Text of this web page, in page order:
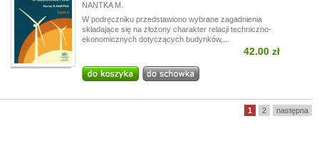
NANTKA M.
W podręczniku przedstawiono wybrane zagadnienia
składające się na złożony charakter relacji techniczno-
ekonomicznych dotyczących budynków,...
42.00 zł
1 2 następna